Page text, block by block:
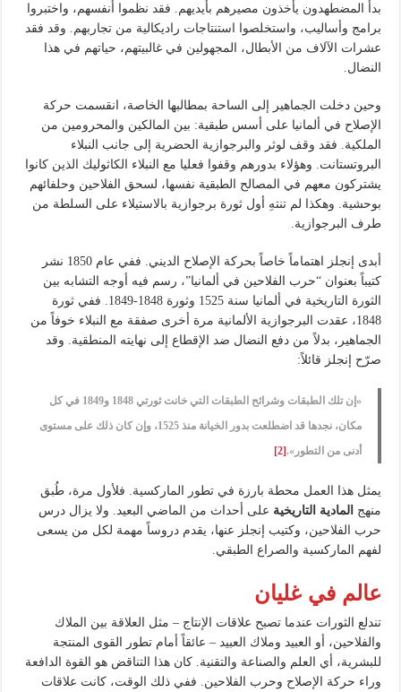
بدأ المضطهدون يأخذون مصيرهم بأيديهم. فقد نظموا أنفسهم، واختبروا
برامج وأساليب، واستخلصوا استنتاجات راديكالية من تجاربهم. وقد فقد
عشرات الآلاف من الأبطال، المجهولين في غالبيتهم، حياتهم في هذا
النضال.
وحين دخلت الجماهير إلى الساحة بمطالبها الخاصة، انقسمت حركة
الإصلاح في ألمانيا على أسس طبقية: بين المالكين والمحرومين من
الملكية. فقد وقف لوثر والبرجوازية الحضرية إلى جانب النبلاء
البروتستانت. وهؤلاء بدورهم وقفوا فعليا مع النبلاء الكاثوليك الذين كانوا
يشتركون معهم في المصالح الطبقية نفسها، لسحق الفلاحين وحلفائهم
بوحشية. وهكذا لم تنتهِ أول ثورة برجوازية بالاستيلاء على السلطة من
طرف البرجوازية.
أبدى إنجلز اهتماماً خاصاً بحركة الإصلاح الديني. ففي عام 1850 نشر
كتيباً بعنوان “حرب الفلاحين في ألمانيا”، رسم فيه أوجه التشابه بين
الثورة التاريخية في ألمانيا سنة 1525 وثورة 1848-1849. ففي ثورة
1848، عقدت البرجوازية الألمانية مرة أخرى صفقة مع النبلاء خوفاً من
الجماهير، بدلاً من دفع النضال ضد الإقطاع إلى نهايته المنطقية. وقد
صرّح إنجلز قائلاً:
«إن تلك الطبقات وشرائح الطبقات التي خانت ثورتي 1848 و1849 في كل
مكان، نجدها قد اضطلعت بدور الخيانة منذ 1525، وإن كان ذلك على مستوى
أدنى من التطور».[2]
يمثل هذا العمل محطة بارزة في تطور الماركسية. فلأول مرة، طُبق
منهج المادية التاريخية على أحداث من الماضي البعيد. ولا يزال درس
حرب الفلاحين، وكتيب إنجلز عنها، يقدم دروساً مهمة لكل من يسعى
لفهم الماركسية والصراع الطبقي.
عالم في غليان
تندلع الثورات عندما تصبح علاقات الإنتاج – مثل العلاقة بين الملاك
والفلاحين، أو العبيد وملاك العبيد – عائقاً أمام تطور القوى المنتجة
للبشرية، أي العلم والصناعة والتقنية. كان هذا التناقض هو القوة الدافعة
وراء حركة الإصلاح وحرب الفلاحين. ففي ذلك الوقت، كانت علاقات